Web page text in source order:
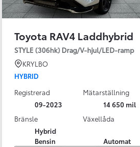
LEV! MOMSBIL!
Toyota RAV4 Laddhybrid
STYLE (306hk) Drag/V-hjul/LED-ramp
KRYLBO
HYBRID
Registrerad
09-2023
Mätarställning
14 650 mil
Bränsle
Hybrid
Bensin
Växellåda
Automat